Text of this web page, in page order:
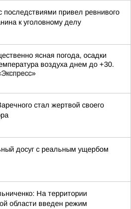
привел ревнивого
к уголовному делу
ясная погода, осадки
воздуха днем до +30.
стал жертвой своего
досуг с реальным ущербом
На территории
области введен режим